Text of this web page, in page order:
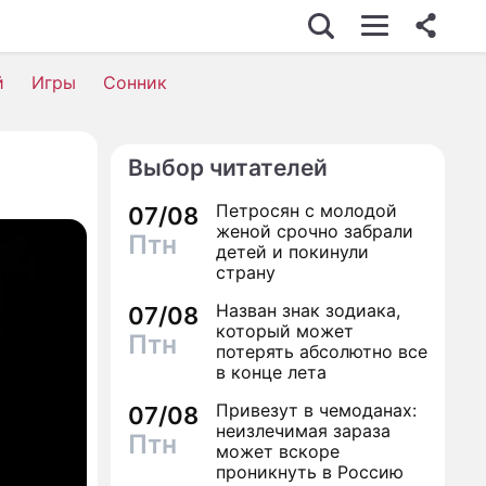
ШОУ-БИЗНЕС
АВТО
НЕДВИЖИМОСТЬ
ЗДОРОВЬЕ
ЭКОНОМИКА
ПРОИСШЕСТВИЯ
СОННИК
СЕРИАЛЫ
Игры Сонник
Выбор читателей
07/08
Птн
Петросян с молодой
женой срочно забрали
детей и покинули
страну
07/08
Птн
Назван знак зодиака,
который может
потерять абсолютно все
в конце лета
07/08
Птн
Привезут в чемоданах:
неизлечимая зараза
может вскоре
проникнуть в Россию